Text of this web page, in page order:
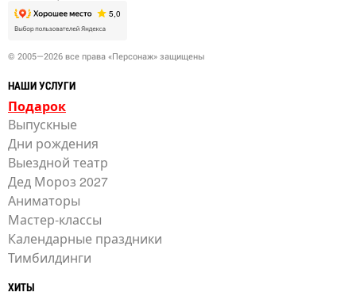
© 2005—2026 все права «Персонаж» защищены
НАШИ УСЛУГИ
Подарок
Выпускные
Дни рождения
Выездной театр
Дед Мороз 2027
Аниматоры
Мастер-классы
Календарные праздники
Тимбилдинги
ХИТЫ